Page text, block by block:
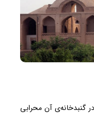
است، در گنبدخانه‌ی آن محرابی